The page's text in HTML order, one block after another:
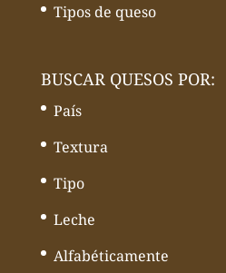
Tipos de queso
BUSCAR QUESOS POR:
País
Textura
Tipo
Leche
Alfabéticamente